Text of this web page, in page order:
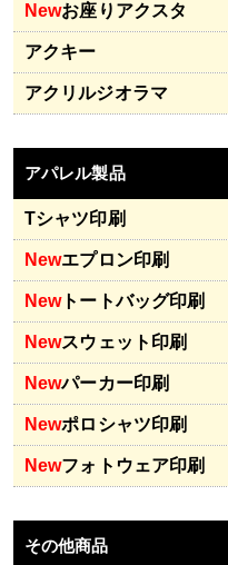
Newお座りアクスタ
アクキー
アクリルジオラマ
アパレル製品
Tシャツ印刷
Newエプロン印刷
Newトートバッグ印刷
Newスウェット印刷
Newパーカー印刷
Newポロシャツ印刷
Newフォトウェア印刷
その他商品